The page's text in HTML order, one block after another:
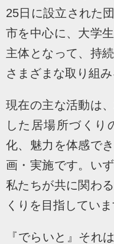
25日に設立された
市を中心に、大学
主体となって、持
さまざまな取り組み
現在の主な活動は
した居場所づくり
化、魅力を体感で
画・実施です。い
私たちが共に関わ
くりを目指していま
『でらいと』それ